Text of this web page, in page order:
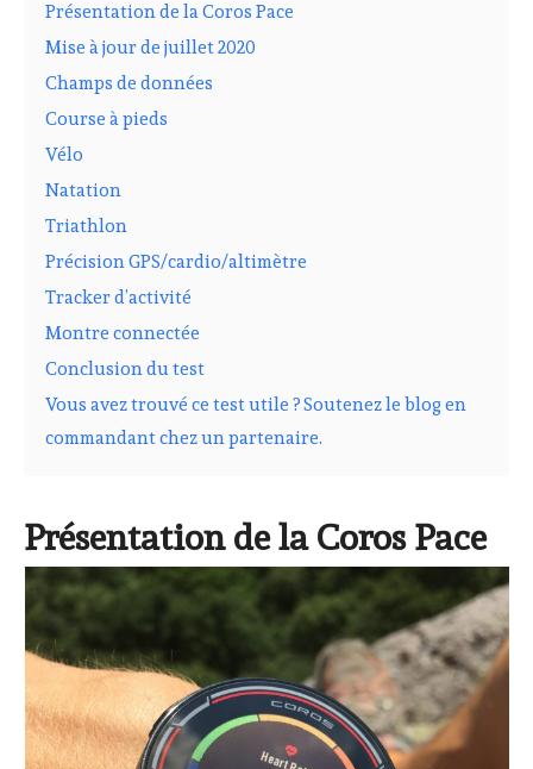
Présentation de la Coros Pace
Mise à jour de juillet 2020
Champs de données
Course à pieds
Vélo
Natation
Triathlon
Précision GPS/cardio/altimètre
Tracker d’activité
Montre connectée
Conclusion du test
Vous avez trouvé ce test utile ? Soutenez le blog en
commandant chez un partenaire.
Présentation de la Coros Pace